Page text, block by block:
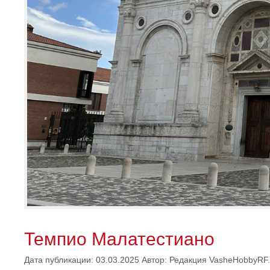
Темпио Малатестиано
Дата публикации: 03.03.2025 Автор: Редакция